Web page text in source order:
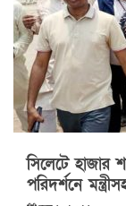
সিলেটে হাজার
পরিদর্শনে